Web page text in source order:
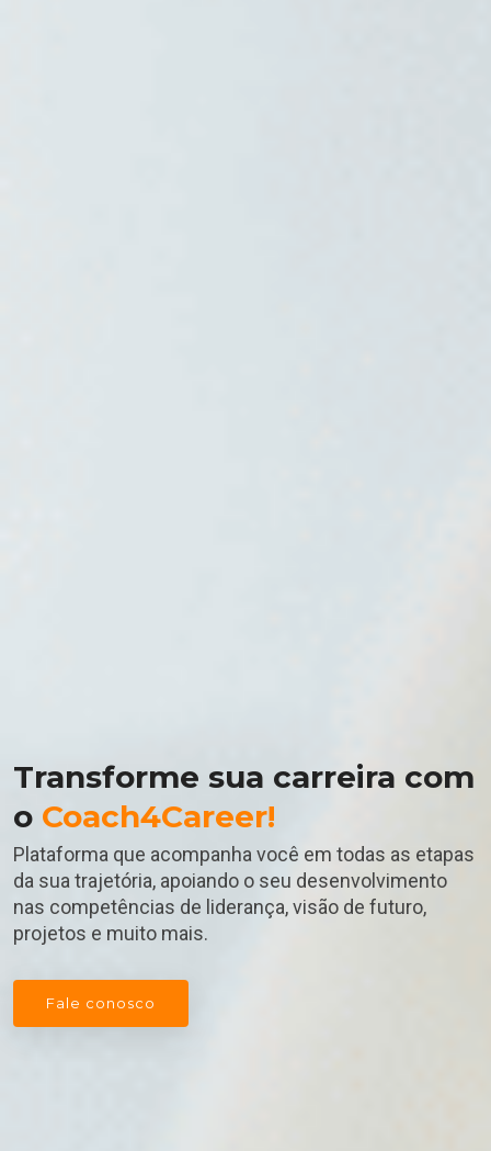
Transforme sua carreira com
o Coach4Career!
Plataforma que acompanha você em todas as etapas
da sua trajetória, apoiando o seu desenvolvimento
nas competências de liderança, visão de futuro,
projetos e muito mais.
Fale conosco